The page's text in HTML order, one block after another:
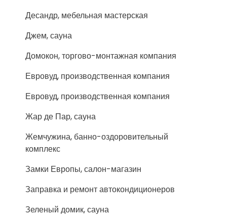
Десандр, мебельная мастерская
Джем, сауна
Домокон, торгово-монтажная компания
Евровуд, производственная компания
Евровуд, производственная компания
Жар де Пар, сауна
Жемчужина, банно-оздоровительный
комплекс
Замки Европы, салон-магазин
Заправка и ремонт автокондиционеров
Зеленый домик, сауна